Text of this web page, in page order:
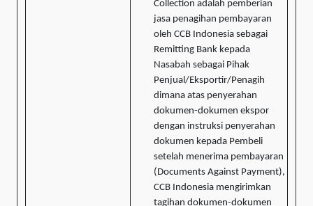
Collection adalah pemberian
jasa penagihan pembayaran
oleh CCB Indonesia sebagai
Remitting Bank kepada
Nasabah sebagai Pihak
Penjual/Eksportir/Penagih
dimana atas penyerahan
dokumen-dokumen ekspor
dengan instruksi penyerahan
dokumen kepada Pembeli
setelah menerima pembayaran
(Documents Against Payment),
CCB Indonesia mengirimkan
tagihan dokumen-dokumen